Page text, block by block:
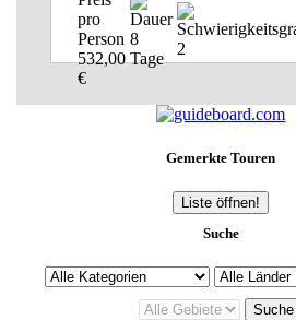
532,00
€
8
Tage
2
Gemerkte Touren
Liste öffnen!
Suche